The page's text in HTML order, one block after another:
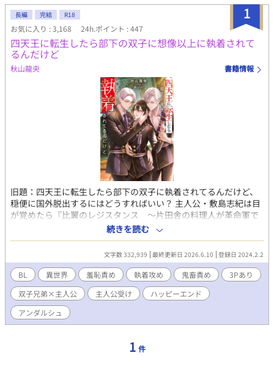
1
長編 完結 R18
お気に入り : 3,168 24h.ポイント : 447
四天王に転生したら部下の双子に想像以上に執着されて
るんだけど
秋山龍央 書籍情報
旧題：四天王に転生したら部下の双子に執着されてるんだけど、
穏便に国外脱出するにはどうすればいい？ 主人公・敷島志紀は目
が覚めたら『比翼のレジスタンス ～片田舎の料理人が革命軍で
成り上がる～』の世界に転生していた。しかも敵キャラである皇
国四天王の一人、シキになっていたのだ！ 原作ではシキはかなり
悲惨な最期を迎えるため、国外脱出を企てたシキ(転生主人公)だ
ったが、その計画はあっさり部下であり護衛騎士である双子、ヴ
ィクターとゼノンにバレてしまう。 すると、二人からは思っても
みなかった提案(脅迫)をされて…？ 「シキ様が私たちのものにな
ってくださるのなら、国外脱出に協力してあげてもいいですよ」
「シキ様が今から俺らに協力してほしいって言うんなら、こっち
はそれなりの対価を貰いたいわけだ。だから、あんた自身をくれ
つ、部下の双子から羞恥責めや鬼畜責めされるお話 ※双子部下×
四天王に転生したオタク学生 ※2025年3月24日から１章の改稿
続きを読む
文字数 332,939 最終更新日 2026.6.10 登録日 2024.2.2
BL 異世界 羞恥責め 執着攻め 鬼畜責め
3Pあり
双子兄弟×主人公
主人公受け
ハッピーエンド
アンダルシュ
1 件